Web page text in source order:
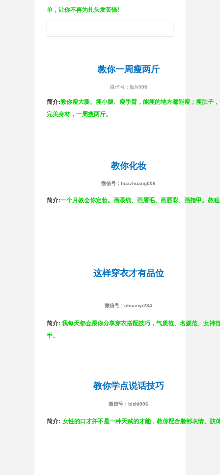
单，让你不再为扎头发苦恼!
教你一周瘦两斤
微信号：jipin006
简介:教你瘦大腿、瘦小腿、瘦手臂，能瘦的地方都能瘦；瘦肚子
完美身材，一周瘦两斤。
教你化妆
微信号：huazhuang006
简介:一个月教会你定妆。画眼线、画眉毛、画唇彩、画指甲。教
这样穿衣才有品位
微信号：chuanyi234
简介: 我每天都会跟你分享穿衣搭配技巧，气质范、名媛范、女神
手。
教你学点说话技巧
微信号：bizhi006
简介: 女性的口才并不是一种天赋的才能，教你配合脸部表情、肢